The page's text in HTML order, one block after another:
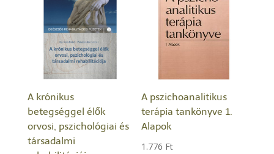
A krónikus
betegséggel élők
orvosi, pszichológiai és
társadalmi
A pszichoanalitikus
terápia tankönyve 1.
Alapok
1.776 Ft